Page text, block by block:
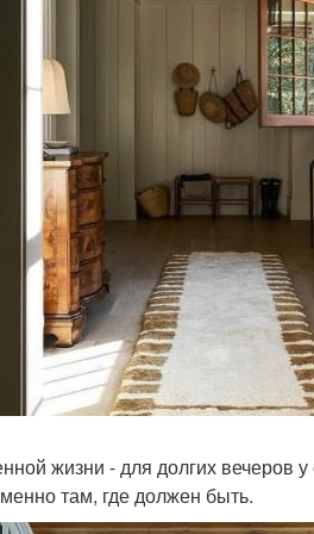
жизни - для долгих вечеров
там, где должен быть.